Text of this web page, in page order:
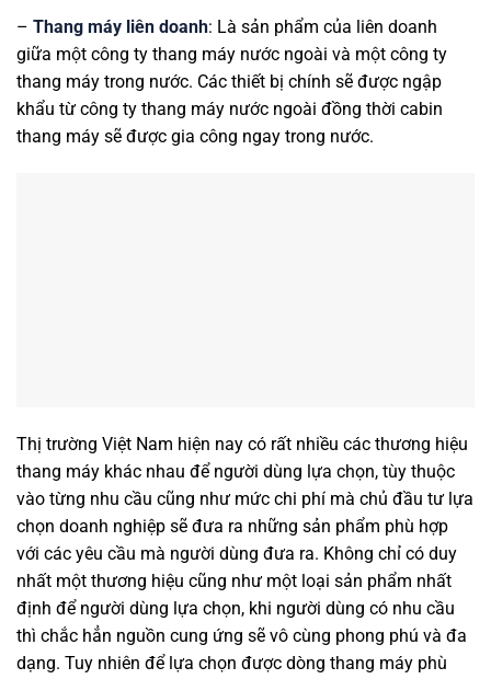
– Thang máy liên doanh: Là sản phẩm của liên doanh
giữa một công ty thang máy nước ngoài và một công ty
thang máy trong nước. Các thiết bị chính sẽ được ngập
khẩu từ công ty thang máy nước ngoài đồng thời cabin
thang máy sẽ được gia công ngay trong nước.
Thị trường Việt Nam hiện nay có rất nhiều các thương hiệu
thang máy khác nhau để người dùng lựa chọn, tùy thuộc
vào từng nhu cầu cũng như mức chi phí mà chủ đầu tư lựa
chọn doanh nghiệp sẽ đưa ra những sản phẩm phù hợp
với các yêu cầu mà người dùng đưa ra. Không chỉ có duy
nhất một thương hiệu cũng như một loại sản phẩm nhất
định để người dùng lựa chọn, khi người dùng có nhu cầu
thì chắc hẳn nguồn cung ứng sẽ vô cùng phong phú và đa
dạng. Tuy nhiên để lựa chọn được dòng thang máy phù